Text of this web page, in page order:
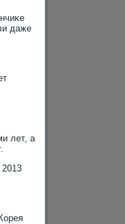
даже
лет, а